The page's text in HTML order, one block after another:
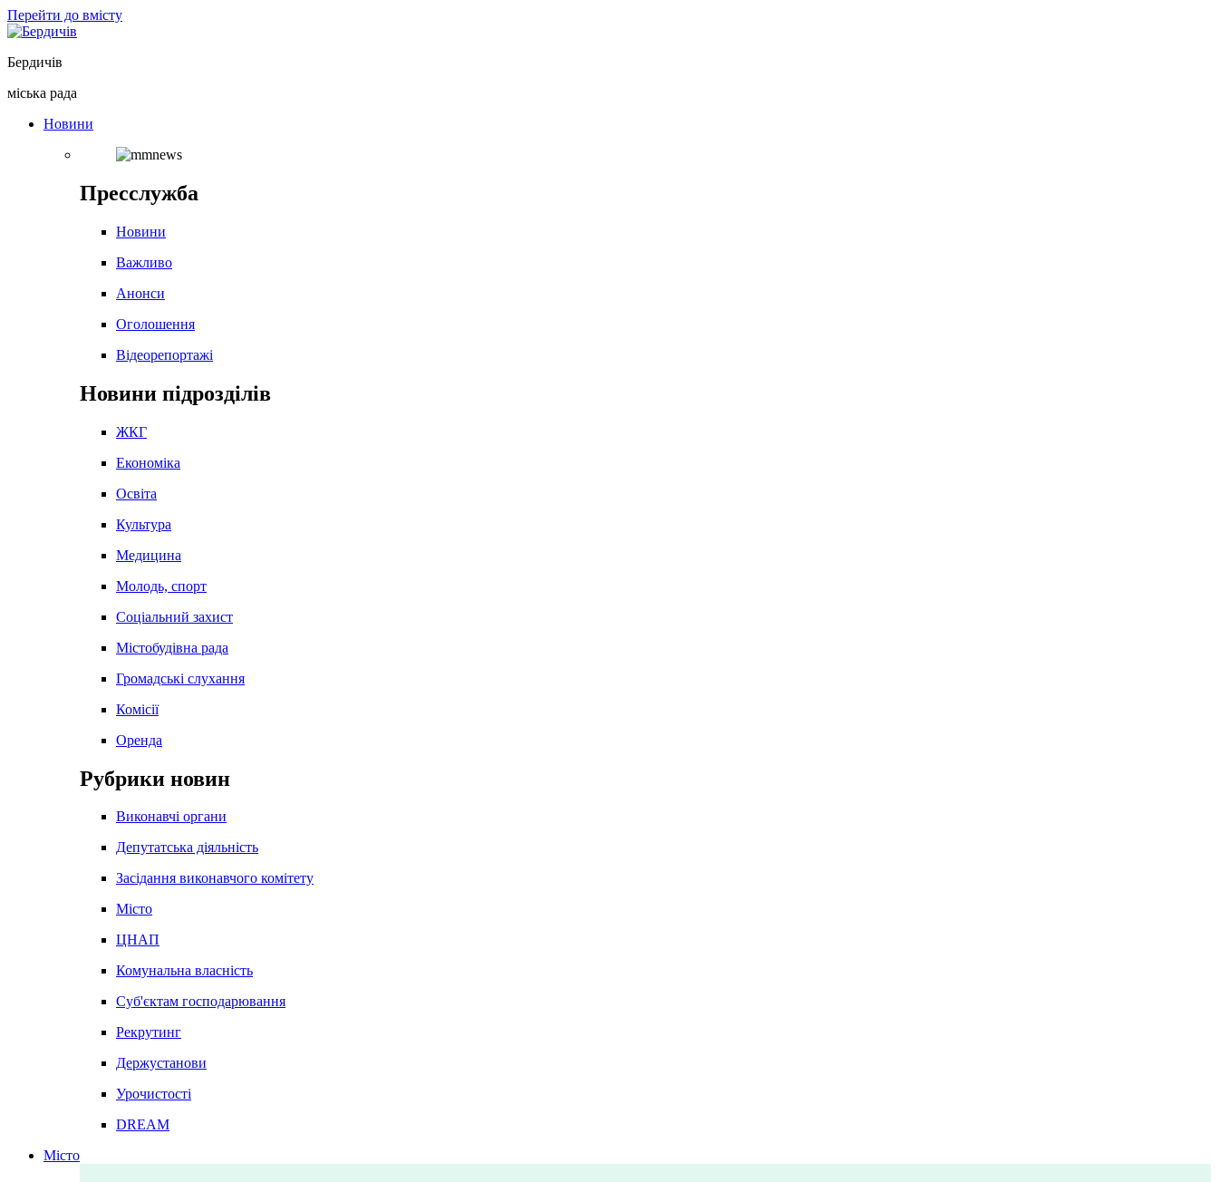
Перейти до вмісту
Бердичів
міська рада
Новини
Пресслужба
Новини
Важливо
Анонси
Оголошення
Відеорепортажі
Новини підрозділів
ЖКГ
Економіка
Освіта
Культура
Медицина
Молодь, спорт
Соціальний захист
Містобудівна рада
Громадські слухання
Комісії
Оренда
Рубрики новин
Виконавчі органи
Депутатська діяльність
Засідання виконавчого комітету
Місто
ЦНАП
Комунальна власність
Суб'єктам господарювання
Рекрутинг
Держустанови
Урочистості
DREAM
Місто